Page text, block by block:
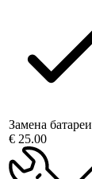
Замена батареи
€ 25.00